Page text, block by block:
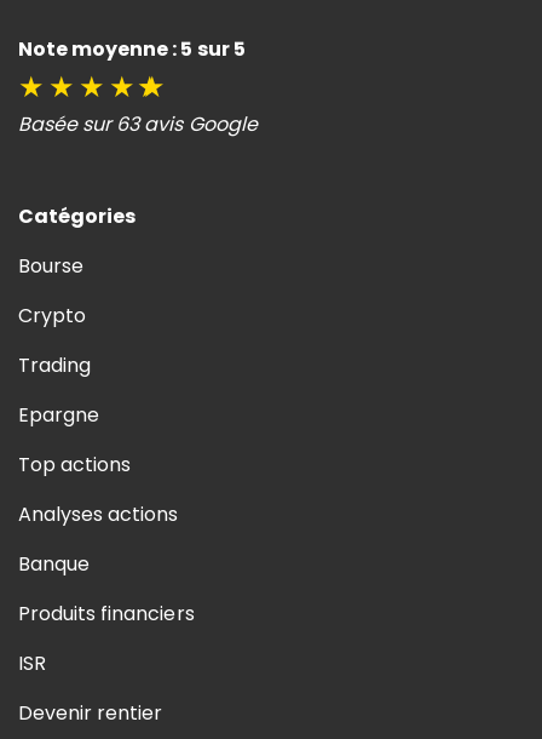
Note moyenne : 5 sur 5
★ ★ ★ ★★
Basée sur 63 avis Google
Catégories
Bourse
Crypto
Trading
Epargne
Top actions
Analyses actions
Banque
Produits financiers
ISR
Devenir rentier